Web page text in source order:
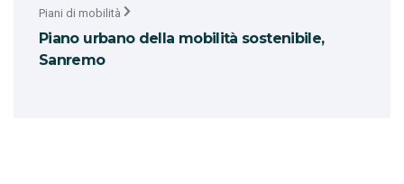
Piani di mobilità
Piano urbano della mobilità sostenibile,
Sanremo